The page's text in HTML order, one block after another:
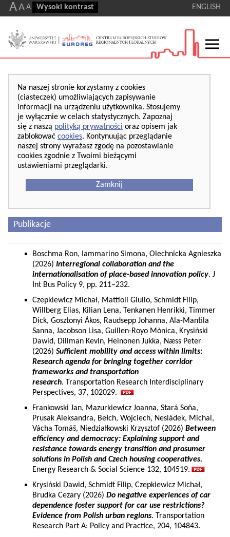
AA A Wysoki kontrast ENGLISH
Na naszej stronie korzystamy z cookies
(ciasteczek) umożliwiających zapisywanie
informacji na urządzeniu użytkownika. Stosujemy
je wyłącznie w celach statystycznych. Zapoznaj
się z naszą polityką prywatności oraz opisem jak
zablokować cookies. Kontynuując przeglądanie
naszej strony wyrażasz zgodę na pozostawianie
cookies zgodnie z Twoimi bieżącymi
ustawieniami przeglądarki.
Zamknij
Publikacje
Boschma Ron, Iammarino Simona, Olechnicka Agnieszka
(2026) Interregional collaboration and the
internationalisation of place-based innovation policy. J
Int Bus Policy 9, pp. 211–232.
Czepkiewicz Michał, Mattioli Giulio, Schmidt Filip,
Willberg Elias, Kilian Lena, Tenkanen Henrikki, Timmer
Dick, Gosztonyi Ákos, Raudsepp Johanna, Ala-Mantila
Sanna, Jacobson Lisa, Guillen-Royo Mònica, Krysiński
Dawid, Dillman Kevin, Heinonen Jukka, Næss Peter
(2026) Sufficient mobility and access within limits:
Research agenda for bringing together corridor
frameworks and transportation
research. Transportation Research Interdisciplinary
Perspectives, 37, 102029.
Frankowski Jan, Mazurkiewicz Joanna, Stará Soňa,
Prusak Aleksandra, Bełch, Wojciech, Nesládek, Michal,
Vácha Tomáš, Niedziałkowski Krzysztof (2026) Between
efficiency and democracy: Explaining support and
resistance towards energy transition and prosumer
solutions in Polish and Czech housing cooperatives.
Energy Research & Social Science 132, 104519.
Krysiński Dawid, Schmidt Filip, Czepkiewicz Michał,
Brudka Cezary (2026) Do negative experiences of car
dependence foster support for car use restrictions?
Evidence from Polish urban regions. Transportation
Research Part A: Policy and Practice, 204, 104843.